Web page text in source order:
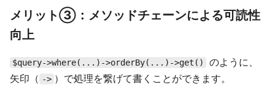
メリット③：メソッドチェーンによる可読性
向上
$query->where(...)->orderBy(...)->get()
のように、
矢印（ -> ）で処理を繋げて書くことができます。